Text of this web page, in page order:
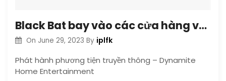
Black Bat bay vào các cửa hàng vào tháng 5 năm 2013
On June 29, 2023 By iplfk
Phát hành phương tiện truyền thông – Dynamite
Home Entertainment